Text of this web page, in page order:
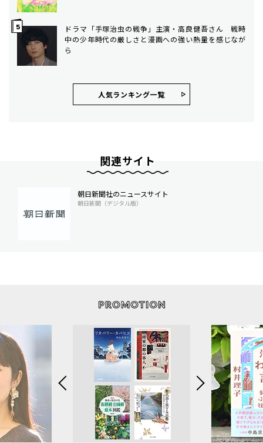
ドラマ「手塚治虫の戦争」主演・高良健吾さん 戦時
中の少年時代の厳しさと漫画への強い熱量を感じなが
ら
人気ランキング⼀覧
関連サイト
朝日新聞社のニュースサイト
朝日新聞（デジタル版）